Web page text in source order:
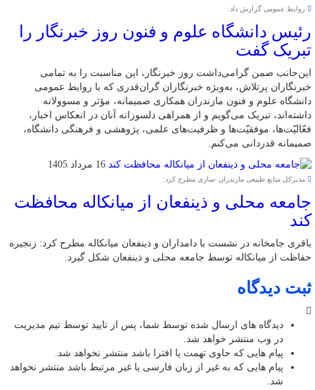
روابط عمومی گزارش داد:
رئیس دانشگاه علوم و فنون روز خبرنگار را
تبریک گفت
این‌جانب ضمن گرامی‌داشت روز خبرنگار، این مناسبت را به تمامی
خبرنگاران پرتلاش، به‌ویژه خبرنگاران گران‌قدری که با روابط عمومی
دانشگاه علوم و فنون مازندران همکاری صمیمانه، مؤثر و مسوولانه
داشته‌اند، تبریک می‌گویم و از همراهی دلسوزانه آنان در انعکاس اخبار،
فعّالیّت‌ها، موفقیّت‌ها و ظرفیت‌های علمی، پژوهشی و فرهنگی دانشگاه،
صمیمانه قدردانی می‌کنم.
16 مرداد 1405
مدیرکل منابع طبیعی مازندران -ساری مطرح کرد:
جامعه محلی و ذینفعان از میانکاله محافظت
کند
باقری جامخانه در نشست با دامداران و ذینفعان میانکاله مطرح کرد: زنجیره
حفاظت از میانکاله توسط جامعه محلی و ذینفعان شکل گیرد.
ثبت دیدگاه
دیدگاه های ارسال شده توسط شما، پس از تایید توسط تیم مدیریت
در وب منتشر خواهد شد.
پیام هایی که حاوی تهمت یا افترا باشد منتشر نخواهد شد.
پیام هایی که به غیر از زبان فارسی یا غیر مرتبط باشد منتشر نخواهد
شد.